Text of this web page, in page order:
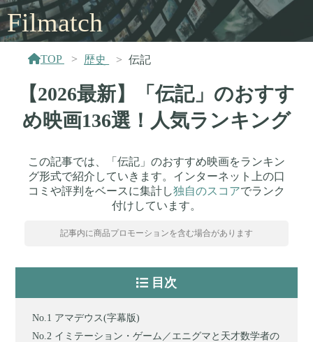
Filmatch
TOP 歴史 伝記
【2026最新】「伝記」のおすす
め映画136選！人気ランキング
この記事では、「伝記」のおすすめ映画をランキン
グ形式で紹介していきます。インターネット上の口
コミや評判をベースに集計し独自のスコアでランク
付けしています。
記事内に商品プロモーションを含む場合があります
目次
アマデウス(字幕版)
イミテーション・ゲーム／エニグマと天才数学者の